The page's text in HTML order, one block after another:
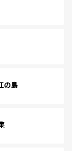
の島